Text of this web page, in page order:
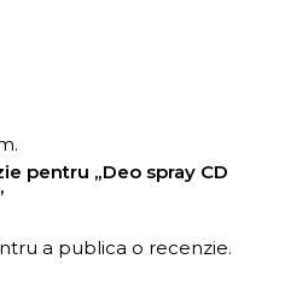
pentru „Deo spray CD
a publica o recenzie.